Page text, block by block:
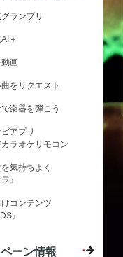
ランプリ
＋
動画
をリクエスト
楽器を弾こう
アプリ
ラオケリモコン
気持ちよく
』
コンテンツ
』
ーン情報